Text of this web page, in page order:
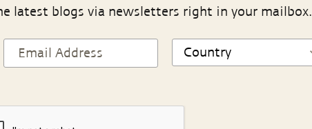
latest blogs via newsletters right in your mailbox.